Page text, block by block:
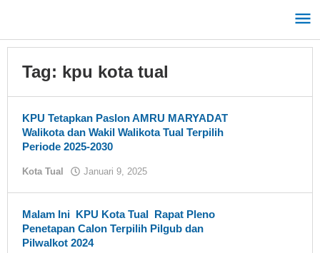
konten
Tag: kpu kota tual
KPU Tetapkan Paslon AMRU MARYADAT
Walikota dan Wakil Walikota Tual Terpilih
Periode 2025-2030
Kota Tual Januari 9, 2025
Malam Ini KPU Kota Tual Rapat Pleno
Penetapan Calon Terpilih Pilgub dan
Pilwalkot 2024